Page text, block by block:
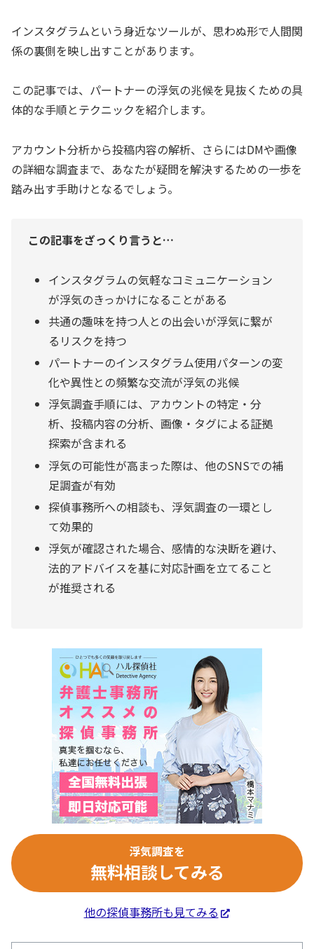
インスタグラムという身近なツールが、思わぬ形で人間関
係の裏側を映し出すことがあります。
この記事では、パートナーの浮気の兆候を見抜くための具
体的な手順とテクニックを紹介します。
アカウント分析から投稿内容の解析、さらにはDMや画像
の詳細な調査まで、あなたが疑問を解決するための一歩を
踏み出す手助けとなるでしょう。
この記事をざっくり言うと…
インスタグラムの気軽なコミュニケーション
が浮気のきっかけになることがある
共通の趣味を持つ人との出会いが浮気に繋が
るリスクを持つ
パートナーのインスタグラム使用パターンの変
化や異性との頻繁な交流が浮気の兆候
浮気調査手順には、アカウントの特定・分
析、投稿内容の分析、画像・タグによる証拠
探索が含まれる
浮気の可能性が高まった際は、他のSNSでの補
足調査が有効
探偵事務所への相談も、浮気調査の一環とし
て効果的
浮気が確認された場合、感情的な決断を避け、
法的アドバイスを基に対応計画を立てること
が推奨される
浮気調査を
無料相談してみる
他の探偵事務所も見てみる